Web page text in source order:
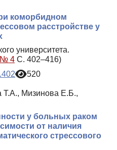
коморбидном
расстройстве у
университета.
№ 4 С. 402–416)
520
Т.А., Мизинова Е.Б.,
у больных раком
от наличия
стрессового